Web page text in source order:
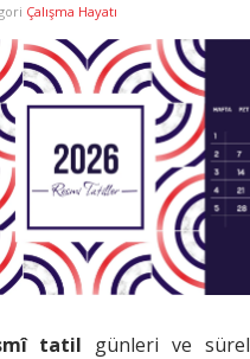
sigortalı işsizlere
istinaden
belirli bir süre
İşsizlik
işsiz kalan bireyin, işsiz
ve ailesinin
sahip olma hakkıdır.
Çalışma Hayatı
tatil günleri ve